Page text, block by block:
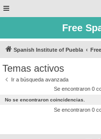
Free
Spanish Institute of Puebla
Temas activos
Ir a búsqueda avanzada
Se encontraron 0
No se encontraron coincidencias.
Se encontraron 0